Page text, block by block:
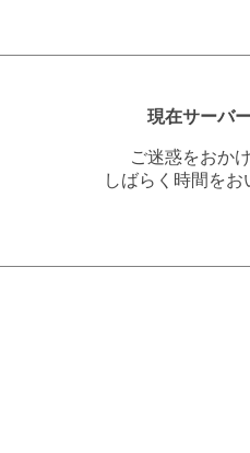
現在サーバ
ご迷惑をおか
しばらく時間を